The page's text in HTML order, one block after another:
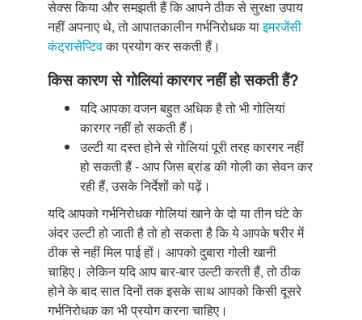
सेक्स किया और समझती हैं कि आपने ठीक से सुरक्षा उपाय
नहीं अपनाए थे, तो आपातकालीन गर्भनिरोधक याइमरजेंसी
कंट्रासेप्टिवका प्रयोग कर सकती हैं।
किस कारण से गोलियां कारगर नहीं हो सकती हैं?
यदि आपका वजन बहुत अधिक है तो भी गोलियां
कारगर नहीं हो सकती हैं।
उल्टी या दस्त होने से गोलियां पूरी तरह कारगर नहीं
हो सकती हैं - आप जिस ब्रांड की गोली का सेवन कर
रही हैं, उसके निर्देशों को पढ़ें।
यदि आपको गर्भनिरोधक गोलियां खाने के दो या तीन घंटे के
अंदर उल्टी हो जाती है तो हो सकता है कि ये आपके षरीर में
ठीक से नहीं मिल पाई हों। आपको दुबारा गोली खानी
चाहिए। लेकिन यदि आप बार-बार उल्टी करती हैं, तो ठीक
होने के बाद सात दिनों तक इसके साथ आपको किसी दूसरे
गर्भनिरोधक का भी प्रयोग करना चाहिए।